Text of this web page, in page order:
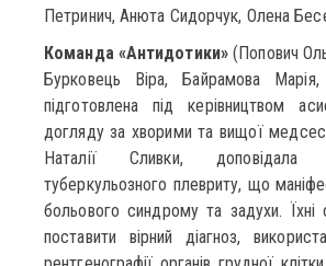
Петринич, Анюта Сидорчук, Олена
Команда «Антидотики» (Попович
Бурковець Віра, Байрамова
підготовлена під керівництвом
догляду за хворими та вищої
Наталії Сливки,
туберкульозного плевриту, що
больового синдрому та задухи. Їхні
поставити вірний діагноз,